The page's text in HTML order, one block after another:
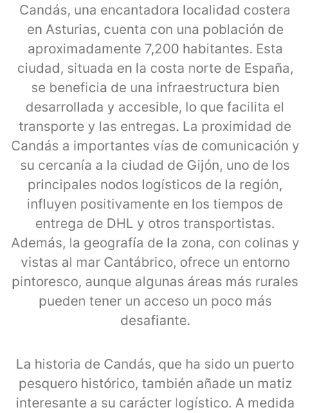
Candás, una encantadora localidad costera
en Asturias, cuenta con una población de
aproximadamente 7,200 habitantes. Esta
ciudad, situada en la costa norte de España,
se beneficia de una infraestructura bien
desarrollada y accesible, lo que facilita el
transporte y las entregas. La proximidad de
Candás a importantes vías de comunicación y
su cercanía a la ciudad de Gijón, uno de los
principales nodos logísticos de la región,
influyen positivamente en los tiempos de
entrega de DHL y otros transportistas.
Además, la geografía de la zona, con colinas y
vistas al mar Cantábrico, ofrece un entorno
pintoresco, aunque algunas áreas más rurales
pueden tener un acceso un poco más
desafiante.
La historia de Candás, que ha sido un puerto
pesquero histórico, también añade un matiz
interesante a su carácter logístico. A medida